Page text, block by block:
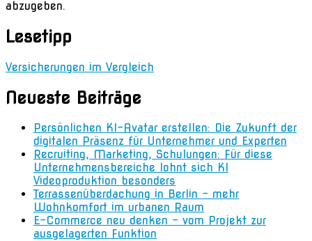
abzugeben.
Lesetipp
Versicherungen im Vergleich
Neueste Beiträge
Persönlichen KI-Avatar erstellen: Die Zukunft der
digitalen Präsenz für Unternehmer und Experten
Recruiting, Marketing, Schulungen: Für diese
Unternehmensbereiche lohnt sich KI
Videoproduktion besonders
Terrassenüberdachung in Berlin – mehr
Wohnkomfort im urbanen Raum
E-Commerce neu denken – vom Projekt zur
ausgelagerten Funktion